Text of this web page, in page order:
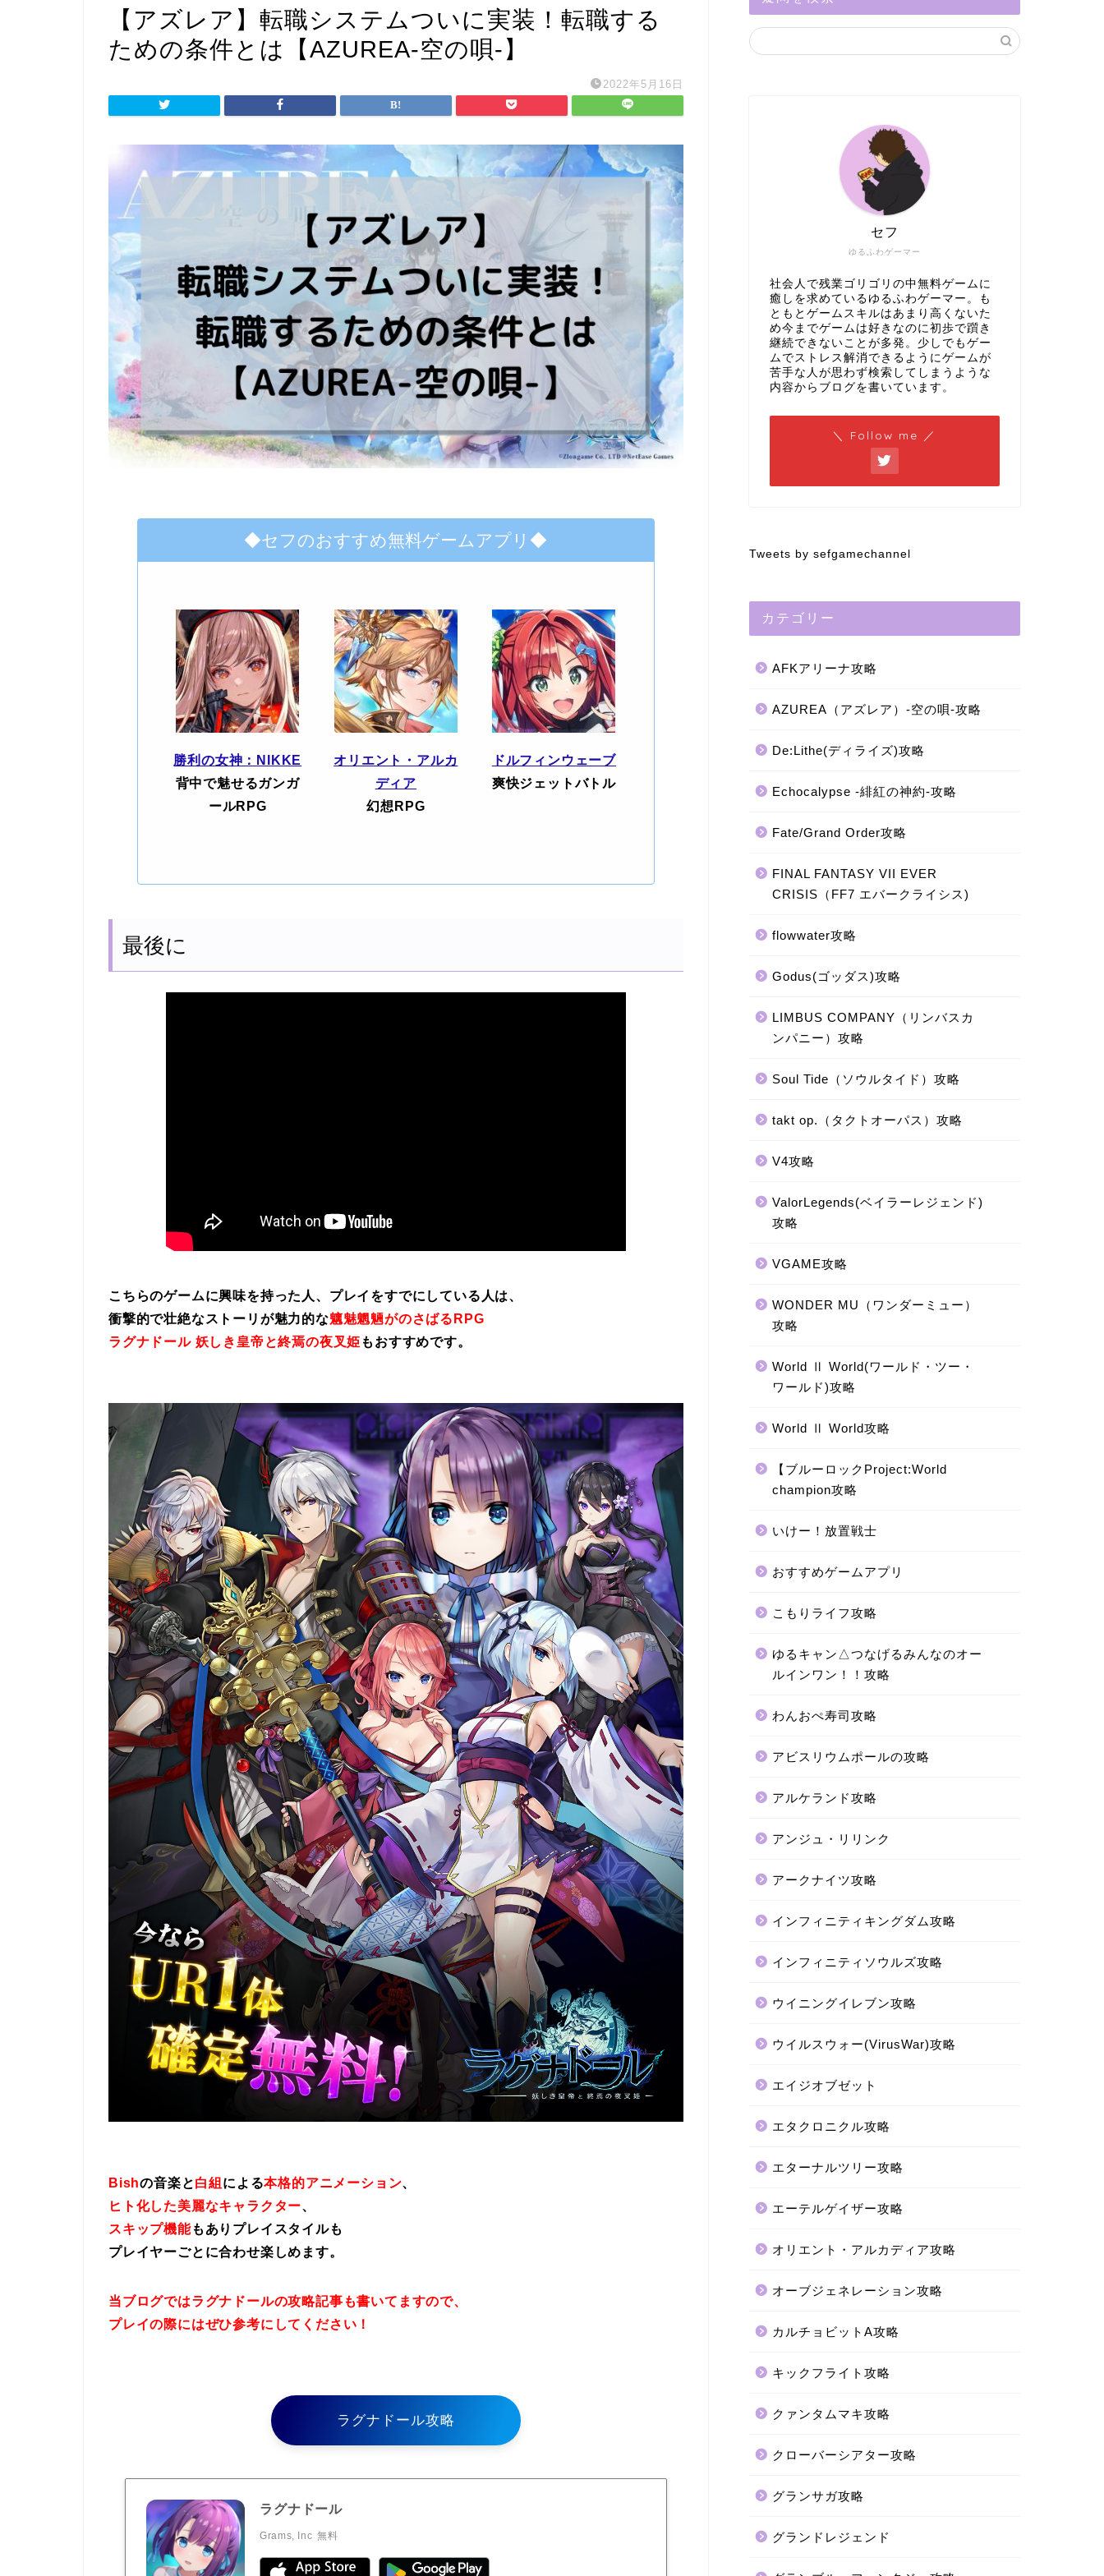
【アズレア】転職システムついに実装！転職する
ための条件とは【AZUREA-空の唄-】
2022年5月16日
◆セフのおすすめ無料ゲームアプリ◆
勝利の女神：NIKKE
背中で魅せるガンガ
ールRPG
オリエント・アルカ
ディア
幻想RPG
ドルフィンウェーブ
爽快ジェットバトル
最後に
こちらのゲームに興味を持った人、プレイをすでにしている人は、
衝撃的で壮絶なストーリが魅力的な魑魅魍魎がのさばるRPG
ラグナドール 妖しき皇帝と終焉の夜叉姫 もおすすめです。
Bishの音楽と白組 による本格的アニメーション、
ヒト化した美麗なキャラクター、
スキップ機能もありプレイスタイルも
プレイヤーごとに合わせ楽しめます。
当ブログではラグナドールの攻略記事も書いてますので、
プレイの際にはぜひ参考にしてください！
ラグナドール攻略
ラグナドール
Grams, Inc 無料
ゆるふわゲーマー
セフ
社会人で残業ゴリゴリの中無料ゲームに
癒しを求めているゆるふわゲーマー。も
ともとゲームスキルはあまり高くないた
め今までゲームは好きなのに初歩で躓き
継続できないことが多発。少しでもゲー
ムでストレス解消できるようにゲームが
苦手な人が思わず検索してしまうような
内容からブログを書いています。
＼ Follow me ／
Tweets by sefgamechannel
カテゴリー
AFKアリーナ攻略
AZUREA（アズレア）-空の唄-攻略
De:Lithe(ディライズ)攻略
Echocalypse -緋紅の神約-攻略
Fate/Grand Order攻略
FINAL FANTASY VII EVER
CRISIS（FF7 エバークライシス)
flowwater攻略
Godus(ゴッダス)攻略
LIMBUS COMPANY（リンバスカ
ンパニー）攻略
Soul Tide（ソウルタイド）攻略
takt op.（タクトオーパス）攻略
V4攻略
ValorLegends(ベイラーレジェンド)
攻略
VGAME攻略
WONDER MU（ワンダーミュー）
攻略
World Ⅱ World(ワールド・ツー・
ワールド)攻略
World Ⅱ World攻略
【ブルーロックProject:World
champion攻略
いけー！放置戦士
おすすめゲームアプリ
こもりライフ攻略
ゆるキャン△つなげるみんなのオー
ルインワン！！攻略
わんおぺ寿司攻略
アビスリウムポールの攻略
アルケランド攻略
アンジュ・リリンク
アークナイツ攻略
インフィニティキングダム攻略
インフィニティソウルズ攻略
ウイニングイレブン攻略
ウイルスウォー(VirusWar)攻略
エイジオブゼット
エタクロニクル攻略
エターナルツリー攻略
エーテルゲイザー攻略
オリエント・アルカディア攻略
オーブジェネレーション攻略
カルチョビットA攻略
キックフライト攻略
クァンタムマキ攻略
クローバーシアター攻略
グランサガ攻略
グランドレジェンド